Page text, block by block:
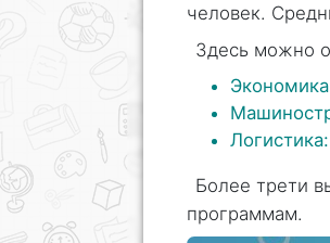
человек.
Здесь можно
Более трети
программам.